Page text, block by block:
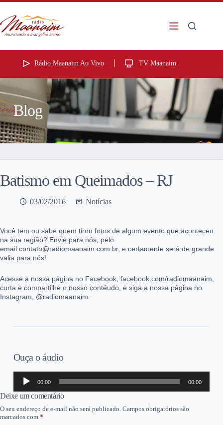
Rádio Maanaim Ao Vivo TV Maanaim
Blog
Batismo em Queimados – RJ
03/02/2016 Notícias
Você tem ou sabe quem tirou fotos de algum evento que aconteceu
na sua região? Envie para nós, pelo
email contato@radiomaanaim.com.br, e certamente será de grande
valia para nós!
Acesse a nossa página no Facebook, facebook.com/radiomaanaim,
curta e compartilhe o nosso contéudo, e siga a nossa página no
Instagram, @radiomaanaim.
Ouça o áudio
Tocador
áudio
00:00 00:00
Deixe um comentário
O seu endereço de e-mail não será publicado. Campos obrigatórios são
marcados com *